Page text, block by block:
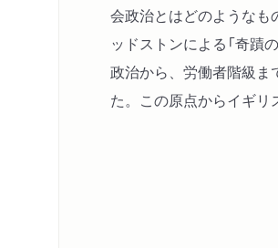
会政治とはどのようなも
ッドストンによる「奇蹟
政治から、労働者階級
た。この原点からイギリ